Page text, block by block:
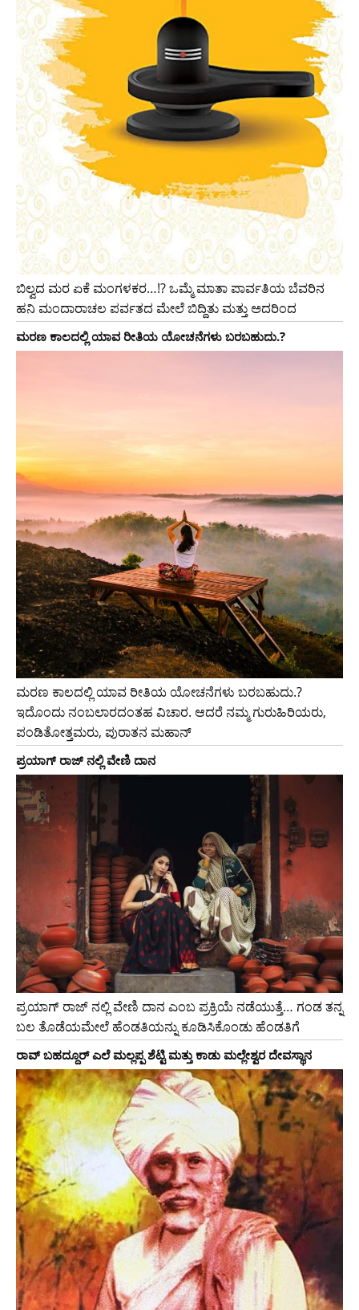
ಬಿಲ್ವದ ಮರ ಏಕೆ ಮಂಗಳಕರ…!? ಒಮ್ಮೆ ಮಾತಾ ಪಾರ್ವತಿಯ ಬೆವರಿನ
ಹನಿ ಮಂದಾರಾಚಲ ಪರ್ವತದ ಮೇಲೆ ಬಿದ್ದಿತು ಮತ್ತು ಅದರಿಂದ
ಮರಣ ಕಾಲದಲ್ಲಿ ಯಾವ ರೀತಿಯ ಯೋಚನೆಗಳು ಬರಬಹುದು.?
ಮರಣ ಕಾಲದಲ್ಲಿ ಯಾವ ರೀತಿಯ ಯೋಚನೆಗಳು ಬರಬಹುದು.?
ಇದೊಂದು ನಂಬಲಾರದಂತಹ ವಿಚಾರ. ಆದರೆ ನಮ್ಮ ಗುರುಹಿರಿಯರು,
ಪಂಡಿತೋತ್ತಮರು, ಪುರಾತನ ಮಹಾನ್
ಪ್ರಯಾಗ್ ರಾಜ್ ನಲ್ಲಿ ವೇಣಿ ದಾನ
ಪ್ರಯಾಗ್ ರಾಜ್ ನಲ್ಲಿ ವೇಣಿ ದಾನ ಎಂಬ ಪ್ರಕ್ರಿಯೆ ನಡೆಯುತ್ತೆ… ಗಂಡ ತನ್ನ
ಬಲ ತೊಡೆಯಮೇಲೆ ಹೆಂಡತಿಯನ್ನು ಕೂಡಿಸಿಕೊಂಡು ಹೆಂಡತಿಗೆ
ರಾವ್ ಬಹದ್ದೂರ್ ಎಲೆ ಮಲ್ಲಪ್ಪ ಶೆಟ್ಟಿ ಮತ್ತು ಕಾಡು ಮಲ್ಲೇಶ್ವರ ದೇವಸ್ಥಾನ